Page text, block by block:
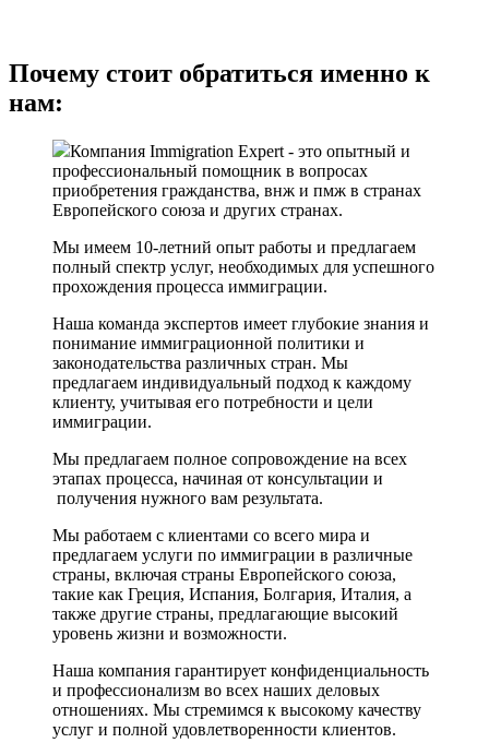
Почему стоит обратиться именно к
нам:
Компания Immigration Expert - это опытный и
профессиональный помощник в вопросах
приобретения гражданства, внж и пмж в странах
Европейского союза и других странах.
Мы имеем 10-летний опыт работы и предлагаем
полный спектр услуг, необходимых для успешного
прохождения процесса иммиграции.
Наша команда экспертов имеет глубокие знания и
понимание иммиграционной политики и
законодательства различных стран. Мы
предлагаем индивидуальный подход к каждому
клиенту, учитывая его потребности и цели
иммиграции.
Мы предлагаем полное сопровождение на всех
этапах процесса, начиная от консультации и
получения нужного вам результата.
Мы работаем с клиентами со всего мира и
предлагаем услуги по иммиграции в различные
страны, включая страны Европейского союза,
такие как Греция, Испания, Болгария, Италия, а
также другие страны, предлагающие высокий
уровень жизни и возможности.
Наша компания гарантирует конфиденциальность
и профессионализм во всех наших деловых
отношениях. Мы стремимся к высокому качеству
услуг и полной удовлетворенности клиентов.